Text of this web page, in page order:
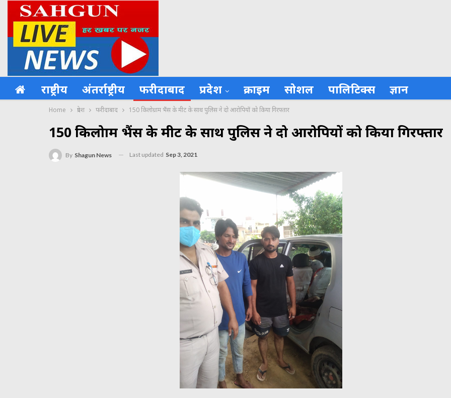
राष्ट्रीय अंतर्राष्ट्रीय फरीदाबाद प्रदेश क्राइम सोशल पालिटिक्स ज्ञान
Home प्रदेश फरीदाबाद 150 किलोग्राम भैंस के मीट के साथ पुलिस ने दो आरोपियों को किया गिरफ्तार
150 किलोग्राम भैंस के मीट के साथ पुलिस ने दो आरोपियों को किया गिरफ्तार
By Shagun News Last updated Sep 3, 2021